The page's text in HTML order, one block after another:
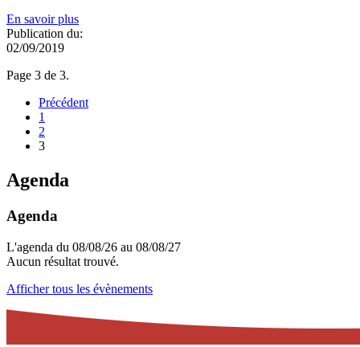
En savoir plus
Publication du:
02/09/2019
Page 3 de 3.
Précédent
1
2
3
Agenda
Agenda
L'agenda du 08/08/26 au 08/08/27
Aucun résultat trouvé.
Afficher tous les évènements